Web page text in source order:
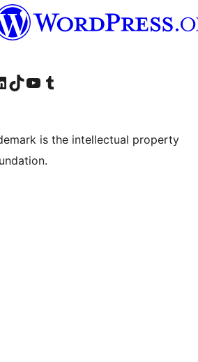
al Facebook
compte d'Instagram
el nostre compte de LinkedIn
Visiteu el nostre compte de TikTok
Visiteu el nostre canal al YouTube
Visiteu el nostre compte de Tumblr
is the intellectual property